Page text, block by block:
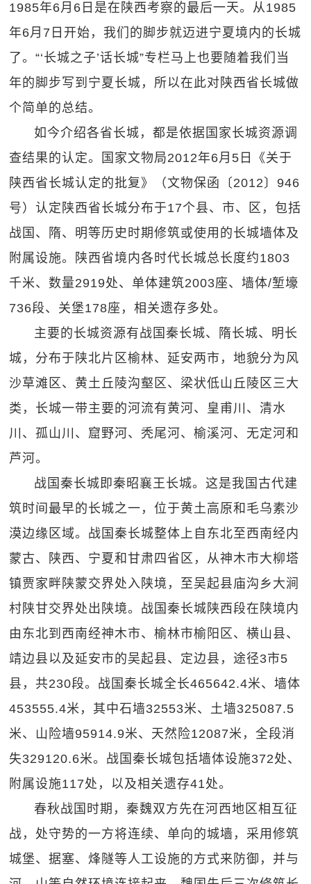
1985年6月6日是在陕西考察的最后一天。从1985
年6月7日开始，我们的脚步就迈进宁夏境内的长城
了。“‘长城之子’话长城”专栏马上也要随着我们当
年的脚步写到宁夏长城，所以在此对陕西省长城做
个简单的总结。
如今介绍各省长城，都是依据国家长城资源调
查结果的认定。国家文物局2012年6月5日《关于
陕西省长城认定的批复》（文物保函〔2012〕946
号）认定陕西省长城分布于17个县、市、区，包括
战国、隋、明等历史时期修筑或使用的长城墙体及
附属设施。陕西省境内各时代长城总长度约1803
千米、数量2919处、单体建筑2003座、墙体/堑壕
736段、关堡178座，相关遗存多处。
主要的长城资源有战国秦长城、隋长城、明长
城，分布于陕北片区榆林、延安两市，地貌分为风
沙草滩区、黄土丘陵沟壑区、梁状低山丘陵区三大
类，长城一带主要的河流有黄河、皇甫川、清水
川、孤山川、窟野河、秃尾河、榆溪河、无定河和
芦河。
战国秦长城即秦昭襄王长城。这是我国古代建
筑时间最早的长城之一，位于黄土高原和毛乌素沙
漠边缘区域。战国秦长城整体上自东北至西南经内
蒙古、陕西、宁夏和甘肃四省区，从神木市大柳塔
镇贾家畔陕蒙交界处入陕境，至吴起县庙沟乡大涧
村陕甘交界处出陕境。战国秦长城陕西段在陕境内
由东北到西南经神木市、榆林市榆阳区、横山县、
靖边县以及延安市的吴起县、定边县，途径3市5
县，共230段。战国秦长城全长465642.4米、墙体
453555.4米，其中石墙32553米、土墙325087.5
米、山险墙95914.9米、天然险12087米，全段消
失329120.6米。战国秦长城包括墙体设施372处、
附属设施117处，以及相关遗存41处。
春秋战国时期，秦魏双方先在河西地区相互征
战，处守势的一方将连续、单向的城墙，采用修筑
城堡、据塞、烽隧等人工设施的方式来防御，并与